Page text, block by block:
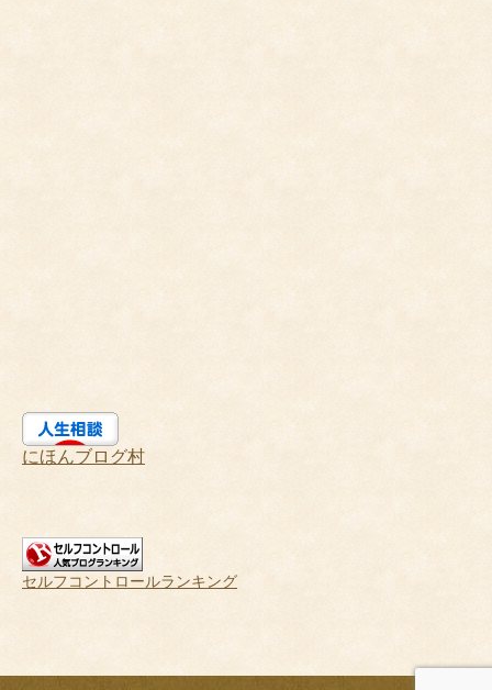
にほんブログ村
セルフコントロールランキング